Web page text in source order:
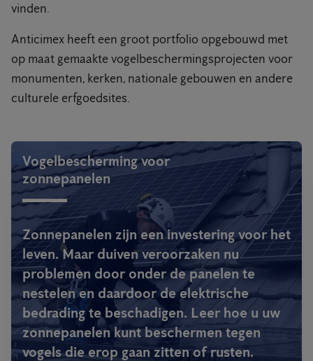
vinden.
Anticimex heeft een groot portfolio opgebouwd met
op maat gemaakte vogelbeschermingsprojecten voor
monumenten, kerken, nationale gebouwen en andere
culturele erfgoedsites.
Vogelbescherming voor
zonnepanelen
Zonnepanelen zijn een investering voor het
leven. Maar duiven veroorzaken nu
problemen door onder de panelen te
nestelen en daardoor de elektrische
bedrading te beschadigen. Leer hoe u uw
zonnepanelen kunt beschermen tegen
vogels die erop gaan zitten of rusten.